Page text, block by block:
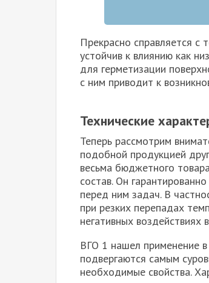
Прекрасно справляется с
устойчив к влиянию как
для герметизации
с ним приводит к
Технические
Теперь рассмотрим
подобной продукцией
весьма бюджетного
состав. Он
перед ним задач. В
при резких перепадах
негативных воздействиях
ВГО 1 нашел применение
подвергаются самым
необходимые свойства.